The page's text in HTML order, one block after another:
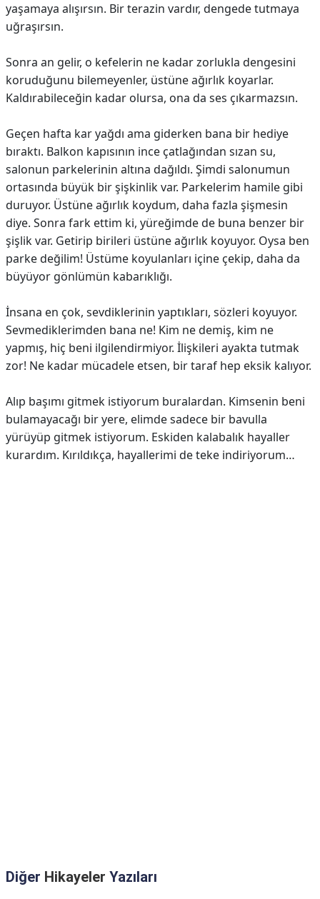
yaşamaya alışırsın. Bir terazin vardır, dengede tutmaya
uğraşırsın.
Sonra an gelir, o kefelerin ne kadar zorlukla dengesini
koruduğunu bilemeyenler, üstüne ağırlık koyarlar.
Kaldırabileceğin kadar olursa, ona da ses çıkarmazsın.
Geçen hafta kar yağdı ama giderken bana bir hediye
bıraktı. Balkon kapısının ince çatlağından sızan su,
salonun parkelerinin altına dağıldı. Şimdi salonumun
ortasında büyük bir şişkinlik var. Parkelerim hamile gibi
duruyor. Üstüne ağırlık koydum, daha fazla şişmesin
diye. Sonra fark ettim ki, yüreğimde de buna benzer bir
şişlik var. Getirip birileri üstüne ağırlık koyuyor. Oysa ben
parke değilim! Üstüme koyulanları içine çekip, daha da
büyüyor gönlümün kabarıklığı.
İnsana en çok, sevdiklerinin yaptıkları, sözleri koyuyor.
Sevmediklerimden bana ne! Kim ne demiş, kim ne
yapmış, hiç beni ilgilendirmiyor. İlişkileri ayakta tutmak
zor! Ne kadar mücadele etsen, bir taraf hep eksik kalıyor.
Alıp başımı gitmek istiyorum buralardan. Kimsenin beni
bulamayacağı bir yere, elimde sadece bir bavulla
yürüyüp gitmek istiyorum. Eskiden kalabalık hayaller
kurardım. Kırıldıkça, hayallerimi de teke indiriyorum…
Diğer Hikayeler Yazıları